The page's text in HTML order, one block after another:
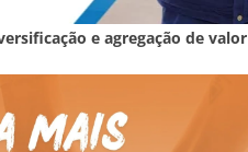
e agregação de valor